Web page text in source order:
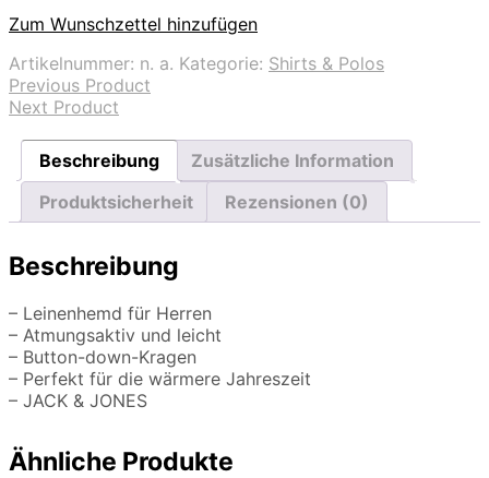
Zum Wunschzettel hinzufügen
Artikelnummer: n. a. Kategorie: Shirts & Polos
Previous Product
Next Product
Beschreibung
Zusätzliche Information
Produktsicherheit
Rezensionen (0)
Beschreibung
– Leinenhemd für Herren
– Atmungsaktiv und leicht
– Button-down-Kragen
– Perfekt für die wärmere Jahreszeit
– JACK & JONES
Ähnliche Produkte